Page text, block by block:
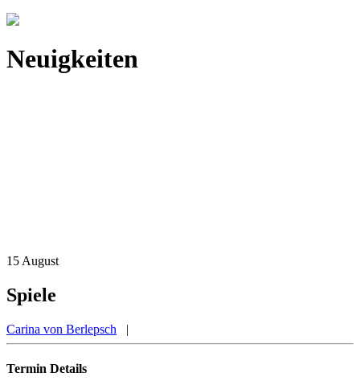
Neuigkeiten
15 August
Spiele
Carina von Berlepsch |
Termin Details